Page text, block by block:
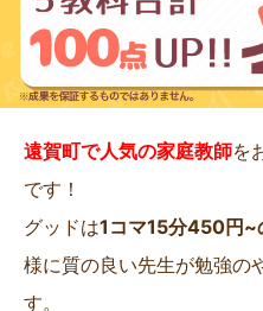
遠賀町で人気の家庭教師を
です！
グッドは1コマ15分450円~
様に質の良い先生が勉強の
す。